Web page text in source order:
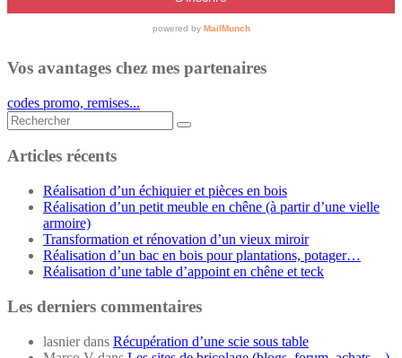
Vos avantages chez mes partenaires
codes promo, remises...
Rechercher...
Articles récents
Réalisation d’un échiquier et pièces en bois
Réalisation d’un petit meuble en chêne (à partir d’une vielle
armoire)
Transformation et rénovation d’un vieux miroir
Réalisation d’un bac en bois pour plantations, potager…
Réalisation d’une table d’appoint en chêne et teck
Les derniers commentaires
lasnierdans Récupération d’une scie sous table